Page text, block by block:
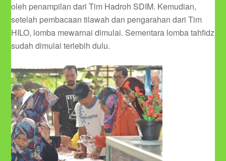
oleh penampilan dari Tim Hadroh SDIM. Kemudian,
setelah pembacaan tilawah dan pengarahan dari Tim
HILO, lomba mewarnai dimulai. Sementara lomba tahfidz
sudah dimulai terlebih dulu.